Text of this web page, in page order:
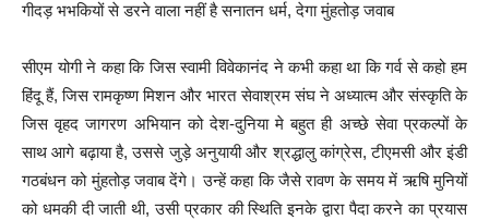
गीदड़ भभकियों से डरने वाला नहीं है सनातन धर्म, देगा मुंहतोड़ जवाब
सीएम योगी ने कहा कि जिस स्वामी विवेकानंद ने कभी कहा था कि गर्व से कहो हम
हिंदू हैं, जिस रामकृष्ण मिशन और भारत सेवाश्रम संघ ने अध्यात्म और संस्कृति के
जिस वृहद जागरण अभियान को देश-दुनिया मे बहुत ही अच्छे सेवा प्रकल्पों के
साथ आगे बढ़ाया है, उससे जुड़े अनुयायी और श्रद्धालु कांग्रेस, टीएमसी और इंडी
गठबंधन को मुंहतोड़ जवाब देंगे। उन्हें कहा कि जैसे रावण के समय में ऋषि मुनियों
को धमकी दी जाती थी, उसी प्रकार की स्थिति इनके द्वारा पैदा करने का प्रयास